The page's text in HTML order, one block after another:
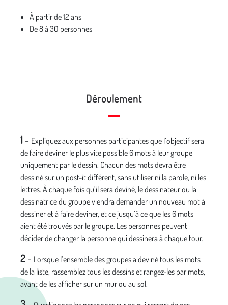
À partir de 12 ans
De 8 à 30 personnes
Déroulement
1- Expliquez aux personnes participantes que l’objectif sera
de faire deviner le plus vite possible 6 mots à leur groupe
uniquement par le dessin. Chacun des mots devra être
dessiné sur un post-it différent, sans utiliser ni la parole, ni les
lettres. À chaque fois qu’il sera deviné, le dessinateur ou la
dessinatrice du groupe viendra demander un nouveau mot à
dessiner et à faire deviner, et ce jusqu’à ce que les 6 mots
aient été trouvés par le groupe. Les personnes peuvent
décider de changer la personne qui dessinera à chaque tour.
2- Lorsque l’ensemble des groupes a deviné tous les mots
de la liste, rassemblez tous les dessins et rangez-les par mots,
avant de les afficher sur un mur ou au sol.